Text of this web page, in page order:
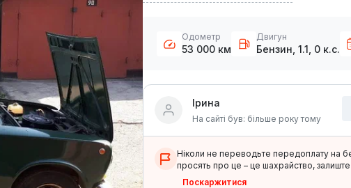
Одометр
53 000 км
Двигун
Бензин, 1.1, 0 к.с.
Ірина
На сайті був: більше року тому
Ніколи не переводьте передоплату на
просять про це – це шахрайство,
Поскаржитися